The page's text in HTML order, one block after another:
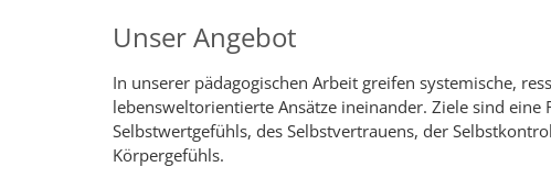
Unser Angebot
In unserer pädagogischen Arbeit greifen systemische,
lebensweltorientierte Ansätze ineinander. Ziele sind
Selbstwertgefühls, des Selbstvertrauens, der
Körpergefühls.